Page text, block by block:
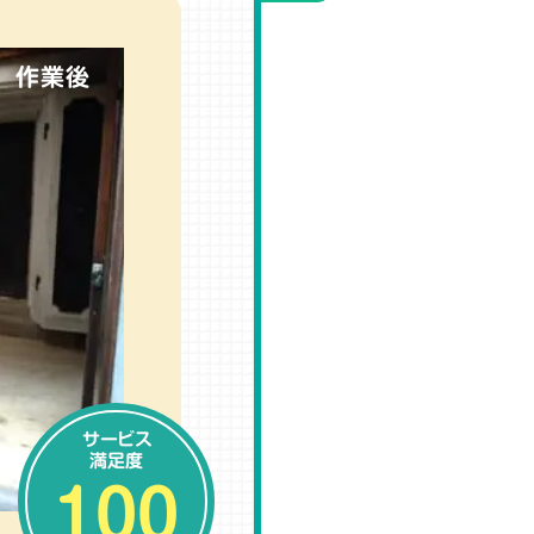
作業後
サービス
満足度
100